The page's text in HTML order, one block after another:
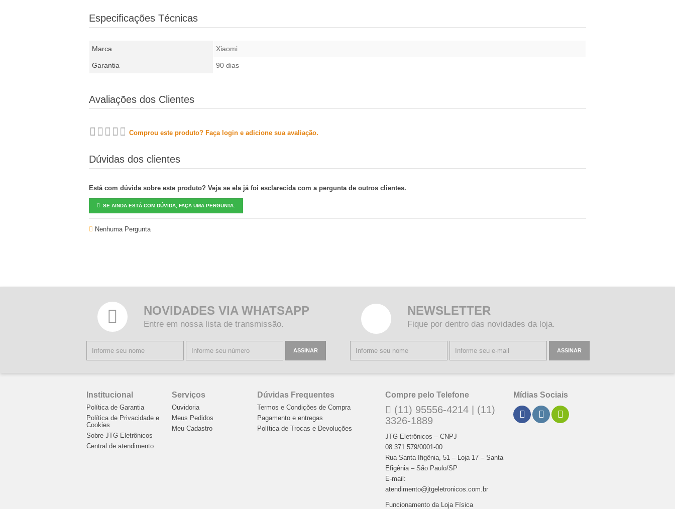
Especificações Técnicas
Marca Xiaomi
Garantia 90 dias
Avaliações dos Clientes
Comprou este produto? Faça login e adicione sua avaliação.
Dúvidas dos clientes
Está com dúvida sobre este produto? Veja se ela já foi esclarecida com a pergunta de outros clientes.
SE AINDA ESTÁ COM DÚVIDA, FAÇA UMA PERGUNTA.
Nenhuma Pergunta
NOVIDADES VIA WHATSAPP
Entre em nossa lista de transmissão.
ASSINAR
NEWSLETTER
Fique por dentro das novidades da loja.
ASSINAR
Institucional
Política de Garantia
Política de Privacidade e
Cookies
Sobre JTG Eletrônicos
Central de atendimento
Serviços
Ouvidoria
Meus Pedidos
Meu Cadastro
Dúvidas Frequentes
Termos e Condições de Compra
Pagamento e entregas
Política de Trocas e Devoluções
Compre pelo Telefone
(11) 95556-4214 | (11)
3326-1889
JTG Eletrônicos – CNPJ
08.371.579/0001-00
Rua Santa Ifigênia, 51 – Loja 17 – Santa
Efigênia – São Paulo/SP
E-mail:
atendimento@jtgeletronicos.com.br
Funcionamento da Loja Física
Mídias Sociais